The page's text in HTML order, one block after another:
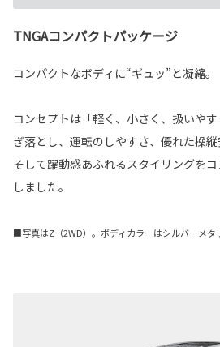
TNGAコンパクトパッケージ
コンパクトなボディに“ギュッ”と凝縮。
コンセプトは「軽く、小さく、扱いや
ぎ落とし、運転のしやすさ、優れた操縦
そして躍動感あふれるスタイリングを
しました。
■写真はZ（2WD）。ボディカラーはシルバーメタ